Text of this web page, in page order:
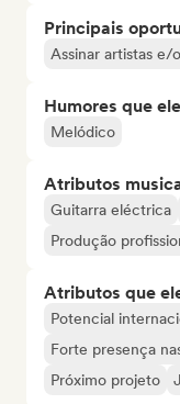
Principais
Assinar artistas e/
Humores que
Melódico
Atributos
Guitarra eléctrica
Produção
Atributos que
Potencial
Forte presença
Próximo projeto